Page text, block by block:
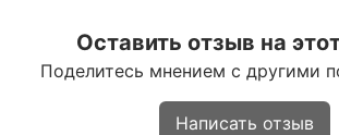
Оставить отзыв на
Поделитесь мнением с другими
Написать отзыв